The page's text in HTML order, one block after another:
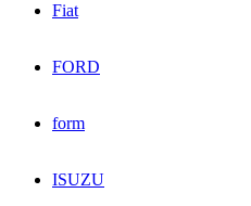
Fiat
FORD
form
ISUZU